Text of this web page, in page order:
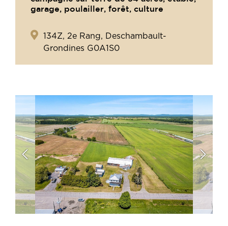
garage, poulailler, forêt, culture
134Z, 2e Rang, Deschambault-
Grondines G0A1S0